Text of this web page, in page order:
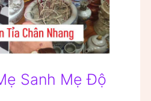
Sanh Mẹ Độ